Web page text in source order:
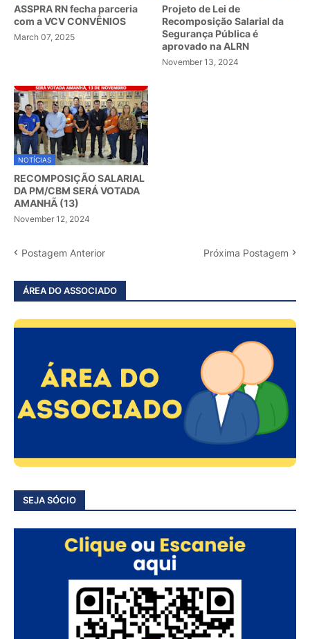
ASSPRA RN fecha parceria
com a VCV CONVÊNIOS
March 07, 2025
Projeto de Lei de
Recomposição Salarial da
Segurança Pública é
aprovado na ALRN
November 13, 2024
NOTÍCIAS
RECOMPOSIÇÃO SALARIAL
DA PM/CBM SERÁ VOTADA
AMANHÃ (13)
November 12, 2024
Postagem Anterior Próxima Postagem
ÁREA DO ASSOCIADO
SEJA SÓCIO